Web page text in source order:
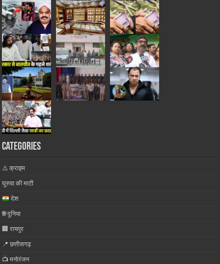
Categories
⚠️ क्राइम
घुरुवा की माटी
देश
🌐 दुनिया
🏢 रायपुर
📍 छत्तीसगढ़
📺 मनोरंजन